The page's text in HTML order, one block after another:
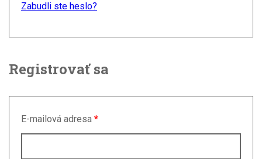
Zabudli ste heslo?
Registrovať sa
E-mailová adresa *